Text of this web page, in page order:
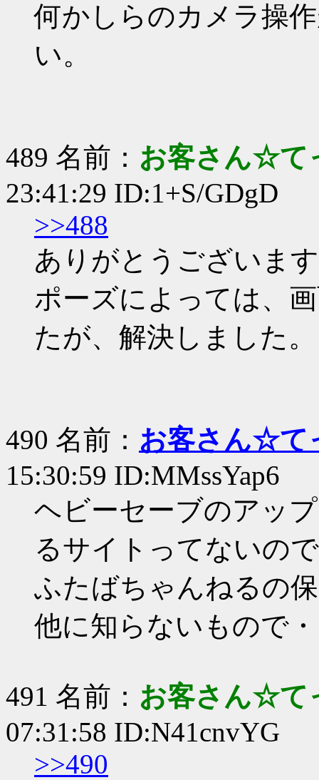
何かしらのカメラ操
い。
489 名前： お客さん☆て
23:41:29 ID:1+S/GDgD
>>488
ありがとうございま
ポーズによっては、
たが、解決しました。
490 名前： お客さん☆て
15:30:59 ID:MMssYap6
ヘビーセーブのアッ
るサイトってないの
ふたばちゃんねるの
他に知らないもので
491 名前： お客さん☆て
07:31:58 ID:N41cnvYG
>>490